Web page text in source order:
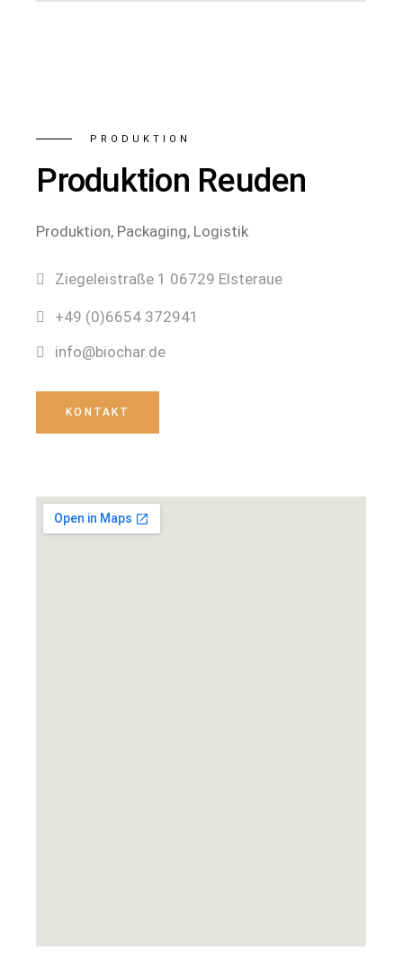
PRODUKTION
Produktion Reuden
Produktion, Packaging, Logistik
Ziegeleistraße 1 06729 Elsteraue
+49 (0)6654 372941
info@biochar.de
KONTAKT